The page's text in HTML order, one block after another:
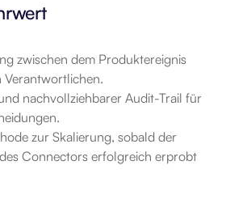
zwischen dem Produktereignis
Verantwortlichen.
nachvollziehbarer Audit-Trail für
zur Skalierung, sobald der
Connectors erfolgreich erprobt